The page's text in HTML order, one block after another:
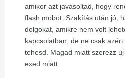
amikor azt javasoltad, hogy
flash mobot. Szakítás után jó,
dolgokat, amikre nem volt
kapcsolatban, de ne csak
tehesd. Magad miatt szerezz
exed miatt.